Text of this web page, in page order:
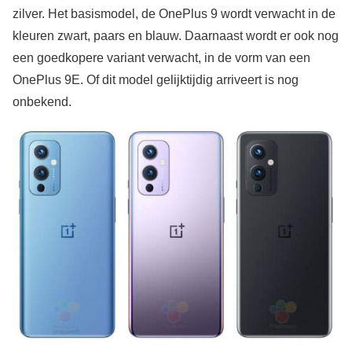
zilver. Het basismodel, de OnePlus 9 wordt verwacht in de
kleuren zwart, paars en blauw. Daarnaast wordt er ook nog
een goedkopere variant verwacht, in de vorm van een
OnePlus 9E. Of dit model gelijktijdig arriveert is nog
onbekend.